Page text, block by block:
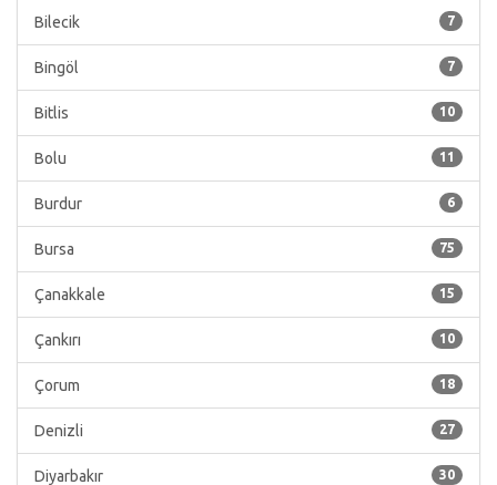
7
Bilecik
7
Bingöl
10
Bitlis
11
Bolu
6
Burdur
75
Bursa
15
Çanakkale
10
Çankırı
18
Çorum
27
Denizli
30
Diyarbakır